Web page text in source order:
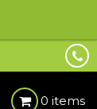
0 items